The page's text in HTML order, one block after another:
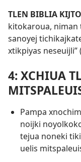
TLEN BIBLIA
kitokaroua, niman
sanoyej
xtikpiyas neseuijli” (
4: XCHIUA
Pampa
noijki
tejua noneki
uelis